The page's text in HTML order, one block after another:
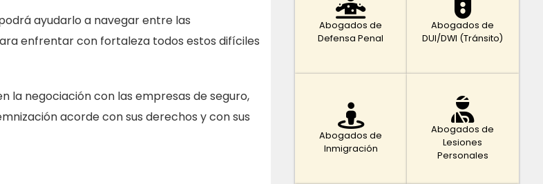
ayudarlo a navegar entre las
enfrentar con fortaleza todos estos difíciles
la negociación con las empresas de seguro,
acorde con sus derechos y con sus
Abogados de
Defensa Penal
Abogados de
DUI/DWI (Tránsito)
Abogados de
Inmigración
Abogados de
Lesiones
Personales